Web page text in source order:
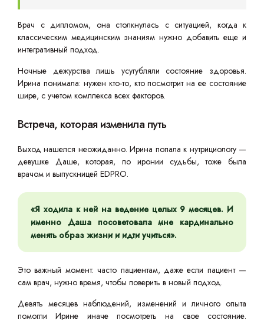
Врач с дипломом, она столкнулась с ситуацией, когда к
классическим медицинским знаниям нужно добавить еще и
интегративный подход.
Ночные дежурства лишь усугубляли состояние здоровья.
Ирина понимала: нужен кто-то, кто посмотрит на ее состояние
шире, с учетом комплекса всех факторов.
Встреча, которая изменила путь
Выход нашелся неожиданно. Ирина попала к нутрициологу —
девушке Даше, которая, по иронии судьбы, тоже была
врачом и выпускницей EDPRO.
«Я ходила к ней на ведение целых 9 месяцев. И
именно Даша посоветовала мне кардинально
менять образ жизни и идти учиться».
Это важный момент: часто пациентам, даже если пациент —
сам врач, нужно время, чтобы поверить в новый подход.
Девять месяцев наблюдений, изменений и личного опыта
помогли Ирине иначе посмотреть на свое состояние.